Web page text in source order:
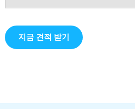
지금 견적 받기